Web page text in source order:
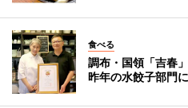
食べる
調布・国領「吉春
昨年の水餃子部門